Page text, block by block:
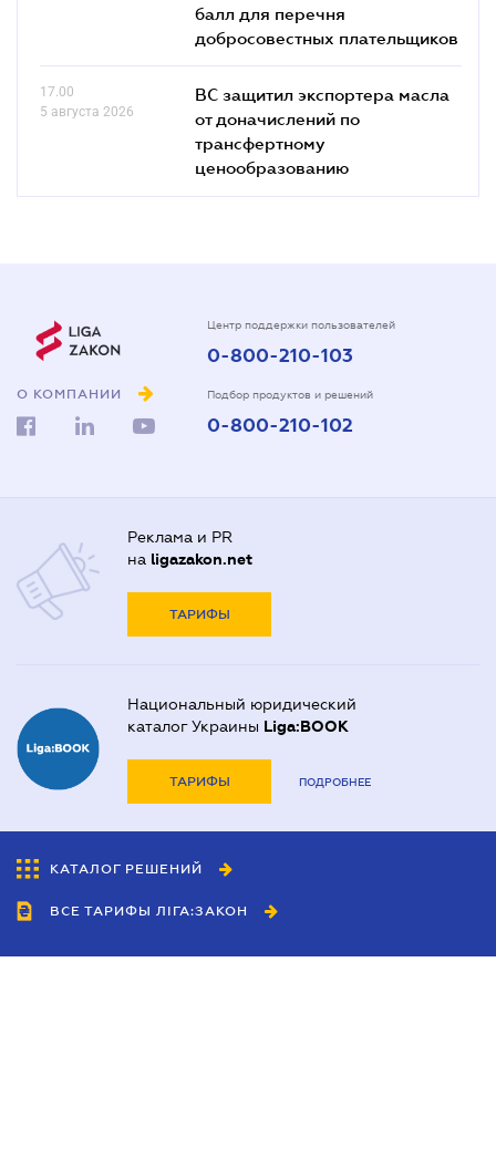
балл для перечня
добросовестных плательщиков
17.00
5 августа 2026
ВС защитил экспортера масла
от доначислений по
трансфертному
ценообразованию
О КОМПАНИИ
Центр поддержки пользователей
0-800-210-103
Подбор продуктов и решений
0-800-210-102
Реклама и PR
на ligazakon.net
ТАРИФЫ
Национальный юридический
каталог Украины Liga:BOOK
ТАРИФЫ ПОДРОБНЕЕ
КАТАЛОГ РЕШЕНИЙ
ВСЕ ТАРИФЫ ЛІГА:ЗАКОН